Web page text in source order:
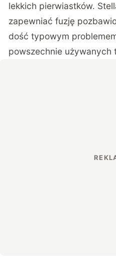
lekkich pierwiastków.
zapewniać fuzję
dość typowym
powszechnie używanych